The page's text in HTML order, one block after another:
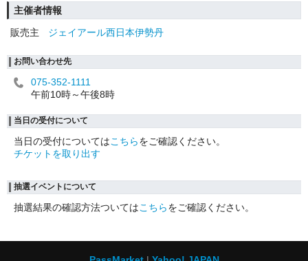
主催者情報
販売主
ジェイアール西日本伊勢丹
お問い合わせ先
075-352-1111
午前10時～午後8時
当日の受付について
当日の受付についてはこちらをご確認ください。
チケットを取り出す
抽選イベントについて
抽選結果の確認方法ついてはこちらをご確認ください。